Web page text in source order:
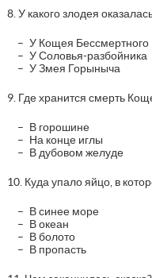
8. У какого злодея
У Кощея Бессмертного
У Соловья-разбойника
У Змея Горыныча
9. Где хранится смерть
В горошине
На конце иглы
В дубовом желуде
10. Куда упало яйцо, в
В синее море
В океан
В болото
В пропасть